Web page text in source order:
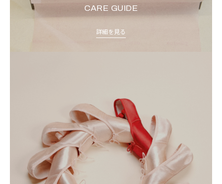
CARE GUIDE
詳細を見る